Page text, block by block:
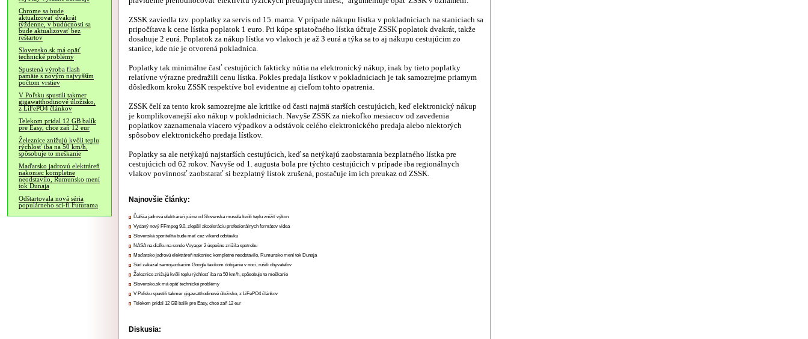
Chrome sa bude
aktualizovať dvakrát
týždenne, v budúcnosti sa
bude aktualizovať bez
reštartov
Slovensko.sk má opäť
technické problémy
Spustená výroba flash
pamäte s novým najvyšším
počtom vrstiev
V Poľsku spustili takmer
gigawatthodinové úložisko,
z LiFePO4 článkov
Telekom pridal 12 GB balík
pre Easy, chce zaň 12 eur
Železnice znižujú kvôli teplu
rýchlosť iba na 50 km/h,
spôsobuje to meškanie
Maďarsko jadrovú elektráreň
nakoniec kompletne
neodstavilo, Rumunsko mení
tok Dunaja
Odštartovala nová séria
populárneho sci-fi Futurama
ZSSK zaviedla tzv. poplatky za servis od 15. marca. V prípade nákupu lístka v pokladniciach na staniciach sa
pripočítava k cene lístka poplatok 1 euro. Pri kúpe spiatočného lístka účtuje ZSSK poplatok dvakrát, takže
dosahuje 2 eurá. Poplatok za nákup lístka vo vlakoch je až 3 eurá a týka sa to aj nákupu cestujúcim zo
stanice, kde nie je otvorená pokladnica.
Poplatky tak minimálne časť cestujúcich fakticky nútia na elektronický nákup, inak by tieto poplatky
relatívne výrazne predražili cenu lístka. Pokles predaja lístkov v pokladniciach je tak samozrejme priamym
dôsledkom kroku ZSSK respektíve bol evidentne aj cieľom tohto opatrenia.
ZSSK čelí za tento krok samozrejme ale kritike od časti najmä starších cestujúcich, keď elektronický nákup
je komplikovanejší ako nákup v pokladniciach. Navyše ZSSK za niekoľko mesiacov od zavedenia
poplatkov zaznamenala viacero výpadkov a odstávok celého elektronického predaja alebo niektorých
spôsobov elektronického predaja lístkov.
Poplatky sa ale netýkajú najstarších cestujúcich, keď sa netýkajú zaobstarania bezplatného lístka pre
cestujúcich od 62 rokov. Navyše od 1. augusta bola pre týchto cestujúcich v prípade iba regionálnych
vlakov povinnosť zaobstarať si bezplatný lístok zrušená, postačuje im ich preukaz od ZSSK.
Najnovšie články:
Ďalšia jadrová elektráreň južne od Slovenska musela kvôli teplu znížiť výkon
Vydaný nový FFmpeg 9.0, zlepšil akceleráciu profesionálnych formátov videa
Slovenská sporiteľňa bude mať cez víkend odstávku
NASA na diaľku na sonde Voyager 2 úspešne znížila spotrebu
Maďarsko jadrovú elektráreň nakoniec kompletne neodstavilo, Rumunsko mení tok Dunaja
Súd zakázal samojazdiacim Google taxíkom dobíjanie v noci, rušili obyvateľov
Železnice znižujú kvôli teplu rýchlosť iba na 50 km/h, spôsobuje to meškanie
Slovensko.sk má opäť technické problémy
V Poľsku spustili takmer gigawatthodinové úložisko, z LiFePO4 článkov
Telekom pridal 12 GB balík pre Easy, chce zaň 12 eur
Diskusia: